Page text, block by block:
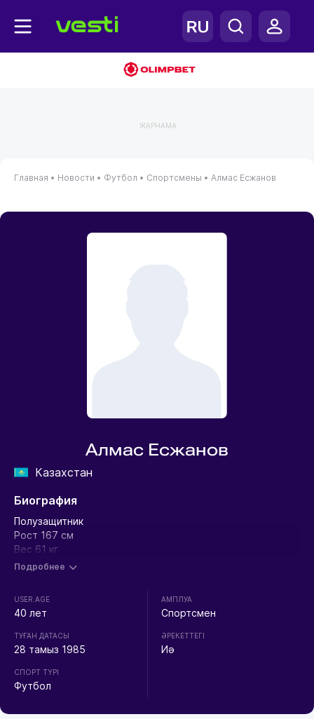
ЖАРНАМА
Главная • Новости • Футбол • Спортсмены • Алмас Есжанов
Алмас Есжанов
Казахстан
Биография
Полузащитник
Рост 167 см
Вес 61 кг
Подробнее
USER.AGE
40 лет
ТУҒАН ДАТАСЫ
28 тамыз 1985
СПОРТ ТҮРІ
Футбол
АМПЛУА
Спортсмен
ӘРЕКЕТТЕГІ
Иә